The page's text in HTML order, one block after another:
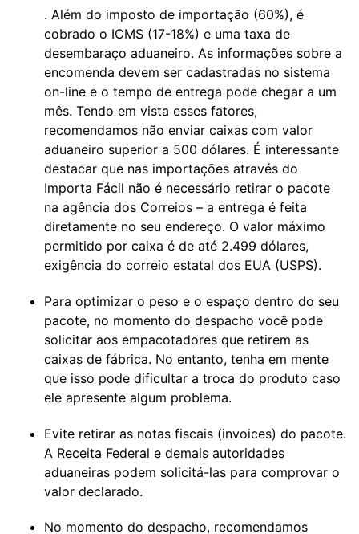
. Além do imposto de importação (60%), é
cobrado o ICMS (17-18%) e uma taxa de
desembaraço aduaneiro. As informações sobre a
encomenda devem ser cadastradas no sistema
on-line e o tempo de entrega pode chegar a um
mês. Tendo em vista esses fatores,
recomendamos não enviar caixas com valor
aduaneiro superior a 500 dólares. É interessante
destacar que nas importações através do
Importa Fácil não é necessário retirar o pacote
na agência dos Correios – a entrega é feita
diretamente no seu endereço. O valor máximo
permitido por caixa é de até 2.499 dólares,
exigência do correio estatal dos EUA (USPS).
Para optimizar o peso e o espaço dentro do seu
pacote, no momento do despacho você pode
solicitar aos empacotadores que retirem as
caixas de fábrica. No entanto, tenha em mente
que isso pode dificultar a troca do produto caso
ele apresente algum problema.
Evite retirar as notas fiscais (invoices) do pacote.
A Receita Federal e demais autoridades
aduaneiras podem solicitá-las para comprovar o
valor declarado.
No momento do despacho, recomendamos